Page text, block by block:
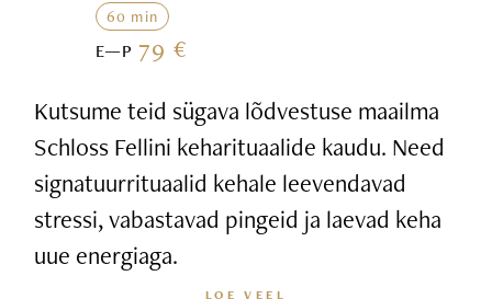
60 min
E—P 79 €
Kutsume teid sügava lõdvestuse maailma
Schloss Fellini keharituaalide kaudu. Need
signatuurrituaalid kehale leevendavad
stressi, vabastavad pingeid ja laevad keha
uue energiaga.
LOE VEEL